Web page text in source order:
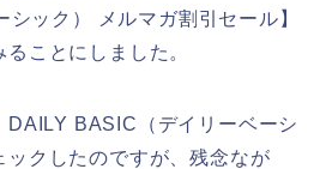
ック） メルマガ割引セール】
ことにしました。
DAILY BASIC（デイリーベーシ
ックしたのですが、残念なが